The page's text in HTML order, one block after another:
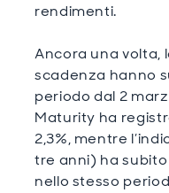
rendimenti.
Ancora una volta,
scadenza hanno
periodo dal 2
Maturity ha
2,3%, mentre
tre anni) ha subito
nello stesso